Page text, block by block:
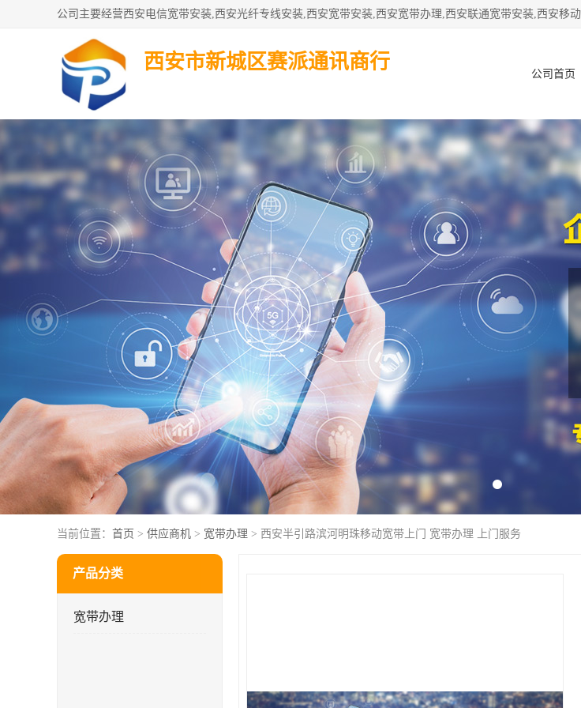
西安市新城区赛派通讯商行
公司首页
产品知识
当前位置： 首页 > 供应商机 > 宽带办理 > 西安半引路滨河明珠移动宽带上门 宽带办理 上门服务
产品分类
宽带办理